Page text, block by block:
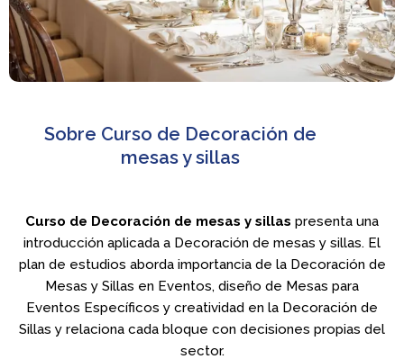
Sobre Curso de Decoración de
mesas y sillas
Curso de Decoración de mesas y sillas presenta una
introducción aplicada a Decoración de mesas y sillas. El
plan de estudios aborda importancia de la Decoración de
Mesas y Sillas en Eventos, diseño de Mesas para
Eventos Específicos y creatividad en la Decoración de
Sillas y relaciona cada bloque con decisiones propias del
sector.